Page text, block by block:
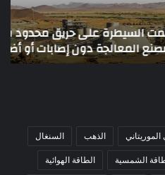
على حريق محدود في
دون إصابات أو أضرار
الذهب السنغال
الشمسية الطاقة الهوائية